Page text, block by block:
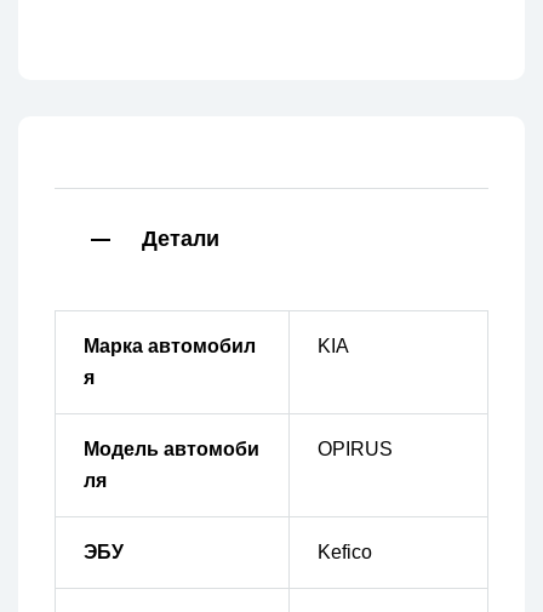
Детали
Марка автомобил
я
KIA
Модель автомоби
ля
OPIRUS
ЭБУ Kefico